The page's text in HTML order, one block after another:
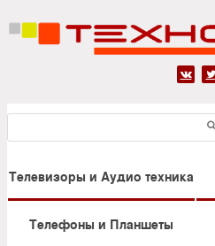
 
Телевизоры и Аудио техника
Телефоны и Планшеты